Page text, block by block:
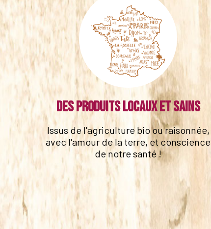
Des produits locaux et sains
Issus de l'agriculture bio ou raisonnée,
avec l'amour de la terre, et conscience
de notre santé !